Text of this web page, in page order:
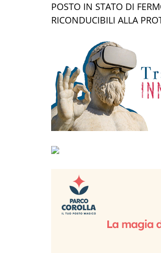
POSTO IN STATO DI
RICONDUCIBILI ALLA